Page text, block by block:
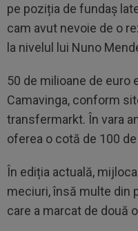
pe poziția de fundaș
cam avut nevoie de o
la nivelul lui Nuno
50 de milioane de euro
Camavinga, conform
transfermarkt. În vara
oferea o cotă de 100
În ediția actuală,
meciuri, însă multe din
care a marcat de două